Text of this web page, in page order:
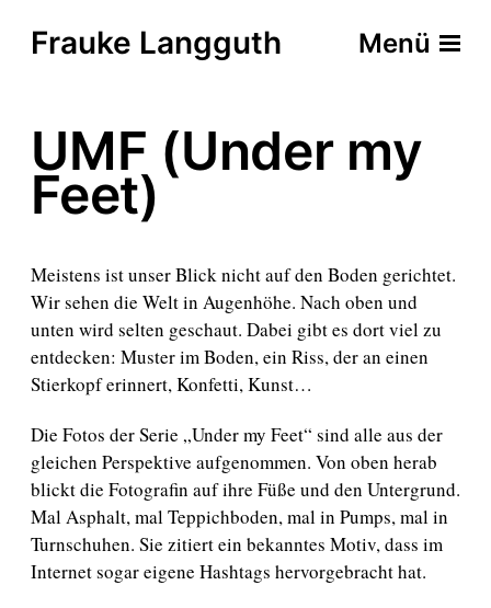
Frauke Langguth Menü
UMF (Under my
Feet)
Meistens ist unser Blick nicht auf den Boden gerichtet.
Wir sehen die Welt in Augenhöhe. Nach oben und
unten wird selten geschaut. Dabei gibt es dort viel zu
entdecken: Muster im Boden, ein Riss, der an einen
Stierkopf erinnert, Konfetti, Kunst…
Die Fotos der Serie „Under my Feet“ sind alle aus der
gleichen Perspektive aufgenommen. Von oben herab
blickt die Fotografin auf ihre Füße und den Untergrund.
Mal Asphalt, mal Teppichboden, mal in Pumps, mal in
Turnschuhen. Sie zitiert ein bekanntes Motiv, dass im
Internet sogar eigene Hashtags hervorgebracht hat.